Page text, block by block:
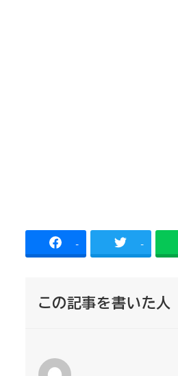
- -
この記事を書いた人